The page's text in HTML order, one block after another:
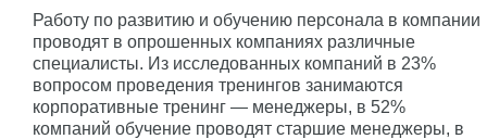
Работу по развитию и обучению персонала в компании
проводят в опрошенных компаниях различные
специалисты. Из исследованных компаний в 23%
вопросом проведения тренингов занимаются
корпоративные тренинг — менеджеры, в 52%
компаний обучение проводят старшие менеджеры, в